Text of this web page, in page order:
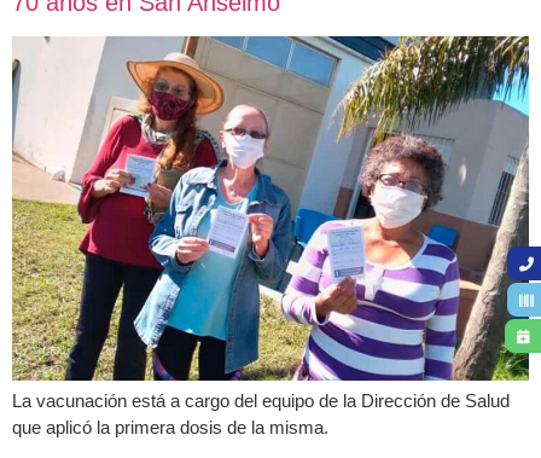
La vacunación está a cargo del equipo de la Dirección de Salud
que aplicó la primera dosis de la misma.